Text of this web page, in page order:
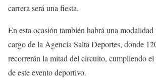
carrera será una fiesta.
En esta ocasión también habrá una
cargo de la Agencia Salta Deportes, donde
recorrerán la mitad del circuito, cumpliendo el
de este evento deportivo.